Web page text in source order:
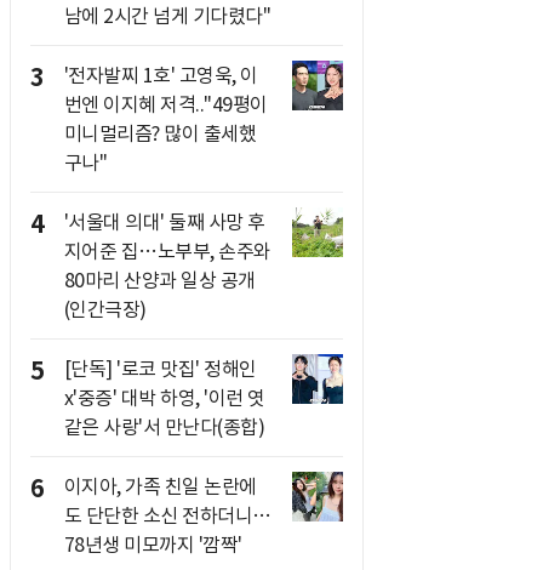
남에 2시간 넘게 기다렸다"
3
'전자발찌 1호' 고영욱, 이
번엔 이지혜 저격.."49평이
미니멀리즘? 많이 출세했
구나"
4
'서울대 의대' 둘째 사망 후
지어준 집…노부부, 손주와
80마리 산양과 일상 공개
(인간극장)
5
[단독] '로코 맛집' 정해인
x'중증' 대박 하영, '이런 엿
같은 사랑'서 만난다(종합)
6
이지아, 가족 친일 논란에
도 단단한 소신 전하더니…
78년생 미모까지 '깜짝'